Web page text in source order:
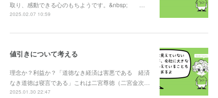
取り、感動できる心のもちようです。&nbsp; …
2025.02.07 10:59
値引きについて考える
理念か？利益か？「道徳なき経済は害悪である 経済
なき道徳は寝言である」これは二宮尊徳（二宮金次…
2025.01.30 22:47